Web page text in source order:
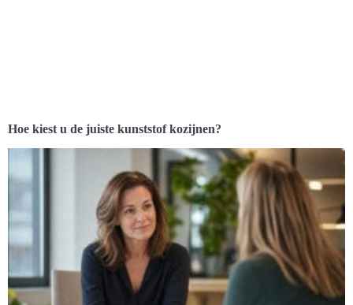
Hoe kiest u de juiste kunststof kozijnen?